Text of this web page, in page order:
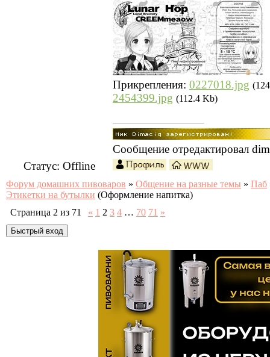
Прикрепления: 0227018.jpg
2454399.jpg (112.4 Kb)
Сообщение отредактировал
Статус: Offline
Форум домашних пивоваров » Общение на разные темы » Паб
Этикетки на бутылки (Оформление напитка)
Страница 2 из 71 « 1 2 3 4 … 70 71 »